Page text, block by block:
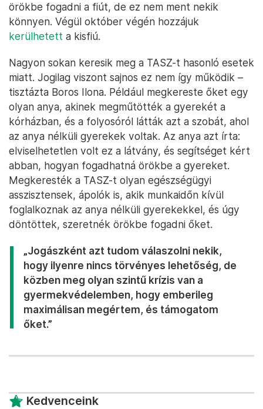
örökbe fogadni a fiút, de ez nem ment nekik
könnyen. Végül október végén hozzájuk
kerülhetett a kisfiú.
Nagyon sokan keresik meg a TASZ-t hasonló esetek
miatt. Jogilag viszont sajnos ez nem így működik –
tisztázta Boros Ilona. Például megkereste őket egy
olyan anya, akinek megműtötték a gyerekét a
kórházban, és a folyosóról látták azt a szobát, ahol
az anya nélküli gyerekek voltak. Az anya azt írta:
elviselhetetlen volt ez a látvány, és segítséget kért
abban, hogyan fogadhatná örökbe a gyereket.
Megkeresték a TASZ-t olyan egészségügyi
asszisztensek, ápolók is, akik munkaidőn kívül
foglalkoznak az anya nélküli gyerekekkel, és úgy
döntöttek, szeretnék örökbe fogadni őket.
„Jogászként azt tudom válaszolni nekik,
hogy ilyenre nincs törvényes lehetőség, de
közben meg olyan szintű krízis van a
gyermekvédelemben, hogy emberileg
maximálisan megértem, és támogatom
őket.”
Kedvenceink